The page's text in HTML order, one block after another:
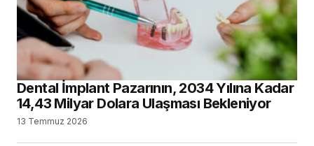
Dental İmplant Pazarının, 2034 Yılına Kadar
14,43 Milyar Dolara Ulaşması Bekleniyor
13 Temmuz 2026